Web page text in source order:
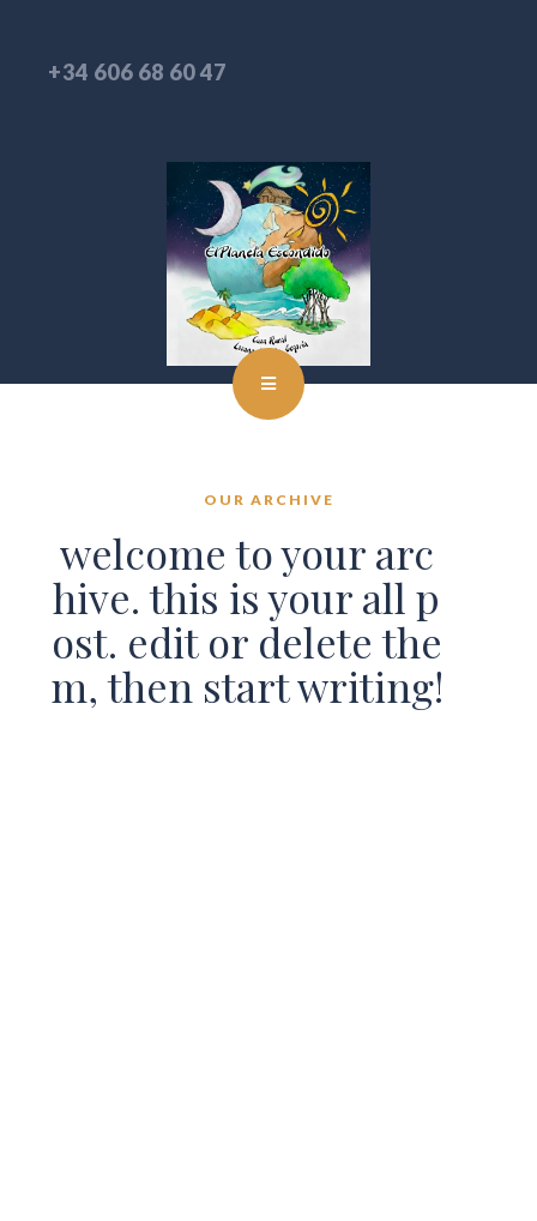
+34 606 68 60 47
OUR ARCHIVE
welcome to your arc
hive. this is your all p
ost. edit or delete the
m, then start writing!